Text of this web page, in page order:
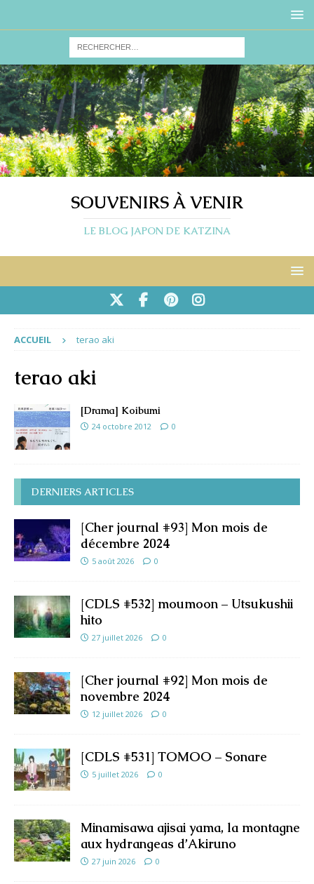
SOUVENIRS À VENIR
LE BLOG JAPON DE KATZINA
ACCUEIL terao aki
terao aki
[Drama] Koibumi
24 octobre 2012 0
DERNIERS ARTICLES
[Cher journal #93] Mon mois de
décembre 2024
5 août 2026 0
[CDLS #532] moumoon – Utsukushii
hito
27 juillet 2026 0
[Cher journal #92] Mon mois de
novembre 2024
12 juillet 2026 0
[CDLS #531] TOMOO – Sonare
5 juillet 2026 0
Minamisawa ajisai yama, la montagne
aux hydrangeas d’Akiruno
27 juin 2026 0